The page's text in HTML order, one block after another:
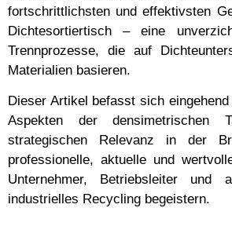
fortschrittlichsten und effektivsten
Dichtesortiertisch – eine
Trennprozesse, die auf
Materialien basieren.
Dieser Artikel befasst sich
Aspekten der densimetrischen
strategischen Relevanz in der
professionelle, aktuelle und
Unternehmer, Betriebsleiter
industrielles Recycling begeistern.